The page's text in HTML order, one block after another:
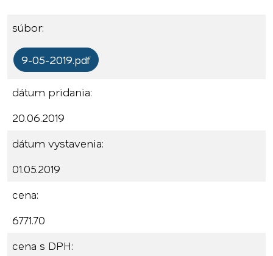
súbor:
9-05-2019.pdf
dátum pridania:
20.06.2019
dátum vystavenia:
01.05.2019
cena:
6771.70
cena s DPH: